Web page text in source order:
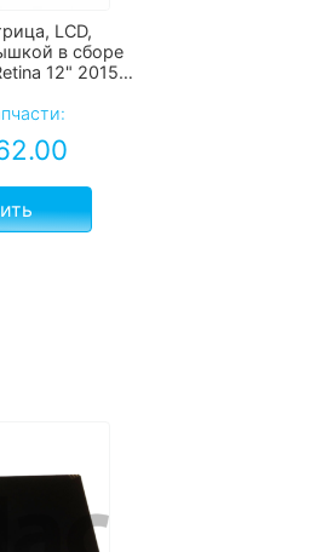
LCD,
в сборе
12" 2015-